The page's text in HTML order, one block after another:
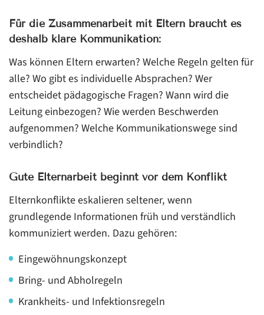
Für die Zusammenarbeit mit Eltern braucht es
deshalb klare Kommunikation:
Was können Eltern erwarten? Welche Regeln gelten für
alle? Wo gibt es individuelle Absprachen? Wer
entscheidet pädagogische Fragen? Wann wird die
Leitung einbezogen? Wie werden Beschwerden
aufgenommen? Welche Kommunikationswege sind
verbindlich?
Gute Elternarbeit beginnt vor dem Konflikt
Elternkonflikte eskalieren seltener, wenn
grundlegende Informationen früh und verständlich
kommuniziert werden. Dazu gehören:
Eingewöhnungskonzept
Bring- und Abholregeln
Krankheits- und Infektionsregeln